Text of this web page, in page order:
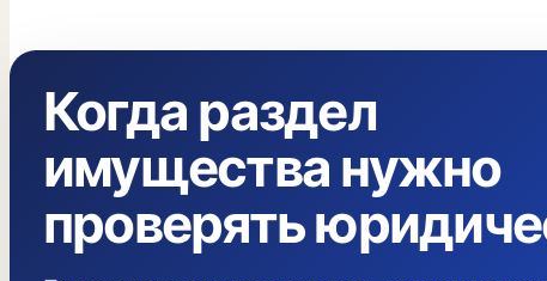
Когда раздел
имущества нужно
проверять